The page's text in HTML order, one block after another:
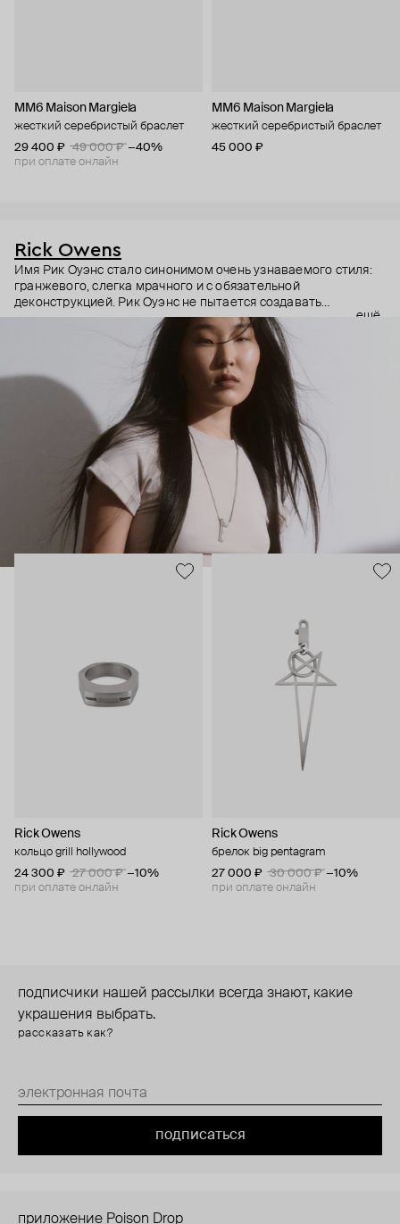
MM6 Maison Margiela
жесткий серебристый браслет
29 400 ₽
49 000 ₽ −40%
при оплате онлайн
MM6 Maison Margiela
жесткий серебристый браслет
45 000 ₽
Rick Owens
Имя Рик Оуэнс стало синонимом очень узнаваемого стиля:
гранжевого, слегка мрачного и с обязательной
деконструкцией. Рик Оуэнс не пытается создавать
трендовое, но будто бы гнет свою линию. Вещи из дорогих
материалов специально делает сразу потрепанными. Не
обновляет коллекции, а перевыпускает по множеству раз
культовые модели бренда. Из показов делает настоящие
перформансы. И да, за такое отношение бренд полюбили во
всем мире. Rick Owens – для тех, кто ценит концептуальное и
непривычное, а не только конвенционально красивое. В
украшениях бренда этот бунтарский подход повторяется.
Кольца – непривычно большие, с острыми деталями, каффы –
массивные и черненые, браслеты – угловатые и увесистые
даже на вид. Тем, кто готов выдержать всю тяжесть высокой
ещё
Rick Owens
кольцо grill hollywood
24 300 ₽
27 000 ₽ −10%
при оплате онлайн
Rick Owens
брелок big pentagram
27 000 ₽
30 000 ₽ −10%
при оплате онлайн
подписчики нашей рассылки всегда знают, какие
украшения выбрать.
рассказать как?
подписаться
приложение Poison Drop